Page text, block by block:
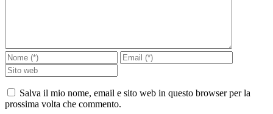
Salva il mio nome, email e sito web in questo browser per la
prossima volta che commento.